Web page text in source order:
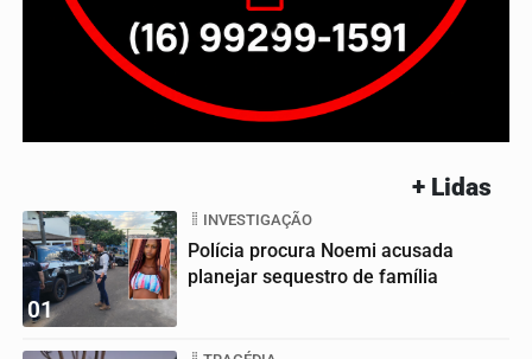
+ Lidas
01
INVESTIGAÇÃO
Polícia procura Noemi acusada
planejar sequestro de família